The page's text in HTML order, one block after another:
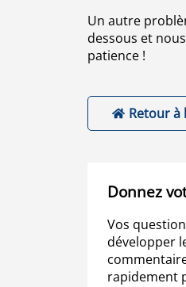
Un autre
dessous et
patience !
Retour à
Donnez
Vos
développer
rapidement